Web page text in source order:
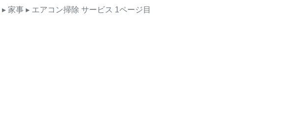
▸ 家事 ▸ エアコン掃除 サービス 1ページ目